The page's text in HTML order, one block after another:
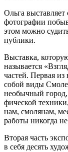
Ольга
фото­гра­фии
этом можно
пуб­лики.
Выставка,
назы­ва­ется
частей. Пер­вая
собой виды
необыч­ный
фи­че­ской
нам, смо­ля­нам,
работы нико­гда
Вто­рая часть
в себя десять